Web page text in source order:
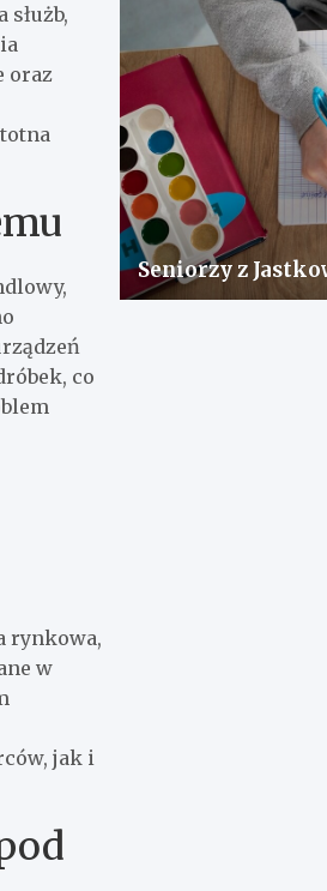
oraz
co
rynkowa,
w
jak i
Seniorzy z